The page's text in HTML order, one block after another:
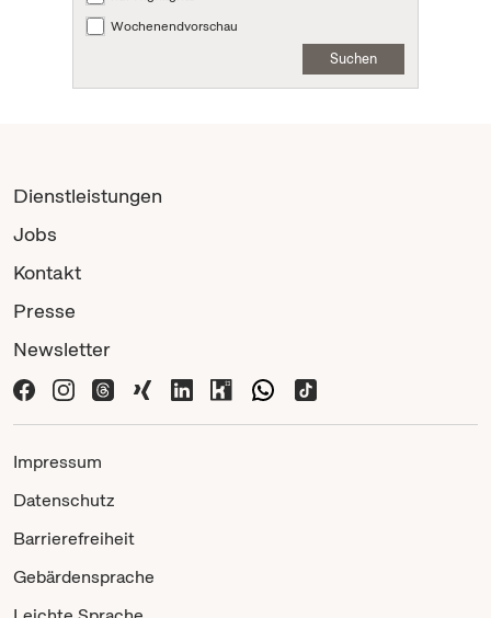
Wochenendvorschau
Suchen
Dienstleistungen
Jobs
Kontakt
Presse
Newsletter
Impressum
Datenschutz
Barrierefreiheit
Gebärdensprache